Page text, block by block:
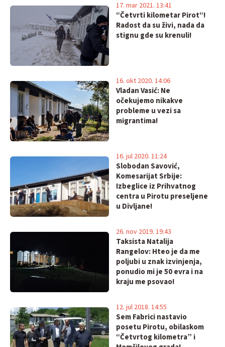
“Četvrti kilometar Pirot“!
Radost da su živi, nada da
stignu gde su krenuli!
17. mar 2021. 13:41
Vladan Vasić: Ne
očekujemo nikakve
probleme u vezi sa
migrantima!
16. okt 2020. 14:06
Slobodan Savović,
Komesarijat Srbije:
Izbeglice iz Prihvatnog
centra u Pirotu preseljene
u Divljane!
16. jul 2020. 11:24
Taksista Natalija
Rangelov: Hteo je da me
poljubi u znak izvinjenja,
ponudio mi je 50 evra i na
kraju me psovao!
26. nov 2019. 19:43
Sem Fabrici nastavio
posetu Pirotu, obilaskom
“Četvrtog kilometra” i
12. jul 2018. 14:55